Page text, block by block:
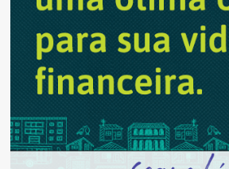
50